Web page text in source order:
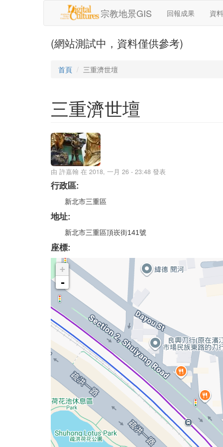
宗教地景GIS 回報成果 資
(網站測試中，資料僅供參考)
首頁 三重濟世壇
三重濟世壇
由 許嘉翰 在 2018, 一月 26 - 23:48 發表
行政區:
新北市三重區
地址:
新北市三重區頂崁街141號
座標:
+
-